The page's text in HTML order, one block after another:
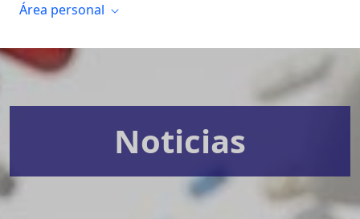
Área personal
Noticias